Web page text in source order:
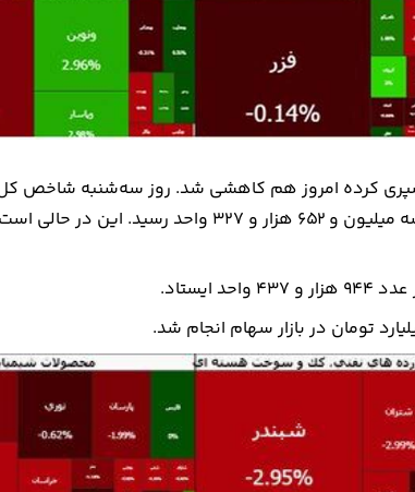
که ۳۵ روز اخیر را با بازدهی منفی ۱۸ درصد سپری کرده امروز هم کاهشی شد. روز
بهادار تهران ۲۷ هزار و ۸۶۲ واحد کاهش یافت و به رقم سه میلیون و ۶۵۲ هزار و